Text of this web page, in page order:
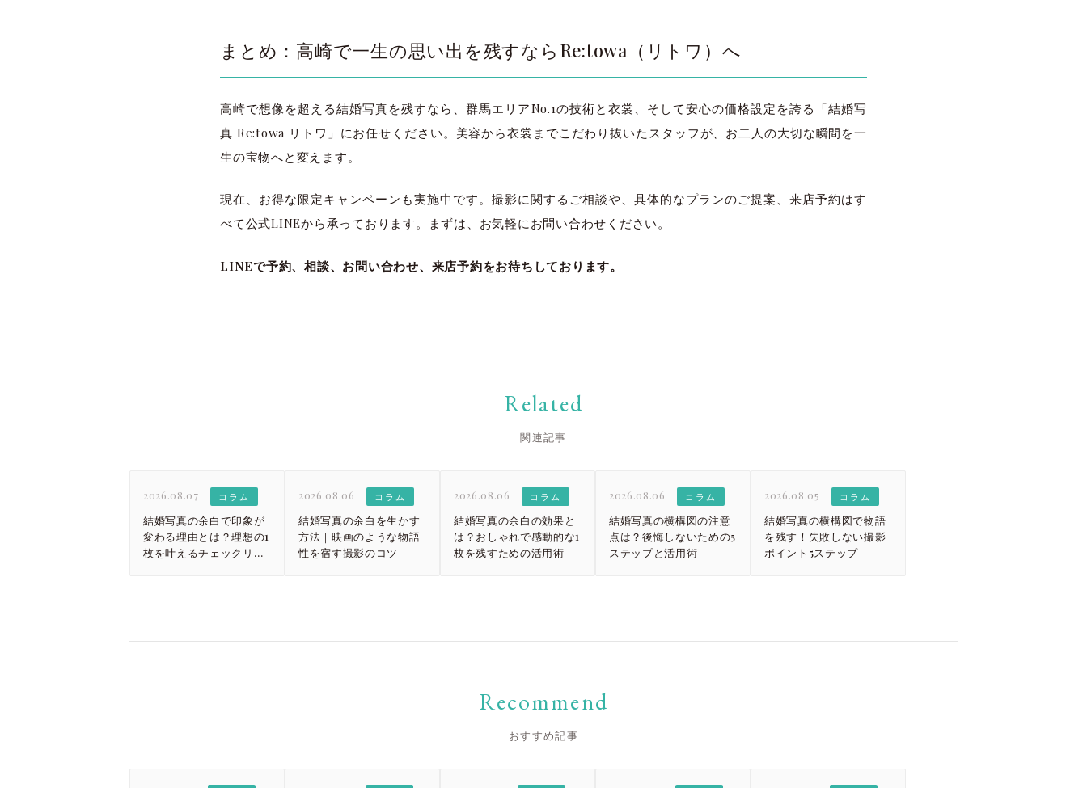
大宮店
大宮店
まとめ：高崎で一生の思い出を残すならRe:towa（リトワ）へ
高崎で想像を超える結婚写真を残すなら、群馬エリアNo.1の技術と衣裳、そして安心の価格設定を誇る「結婚写
真 Re:towa リトワ」にお任せください。美容から衣裳までこだわり抜いたスタッフが、お二人の大切な瞬間を一
生の宝物へと変えます。
現在、お得な限定キャンペーンも実施中です。撮影に関するご相談や、具体的なプランのご提案、来店予約はす
べて公式LINEから承っております。まずは、お気軽にお問い合わせください。
LINEで予約、相談、お問い合わせ、来店予約をお待ちしております。
Related
関連記事
2026.08.07 コラム
結婚写真の余白で印象が
変わる理由とは？理想の1
枚を叶えるチェックリス
2026.08.06 コラム
結婚写真の余白を生かす
方法｜映画のような物語
性を宿す撮影のコツ
2026.08.06 コラム
結婚写真の余白の効果と
は？おしゃれで感動的な1
枚を残すための活用術
2026.08.06 コラム
結婚写真の横構図の注意
点は？後悔しないための5
ステップと活用術
2026.08.05 コラム
結婚写真の横構図で物語
を残す！失敗しない撮影
ポイント5ステップ
Recommend
おすすめ記事